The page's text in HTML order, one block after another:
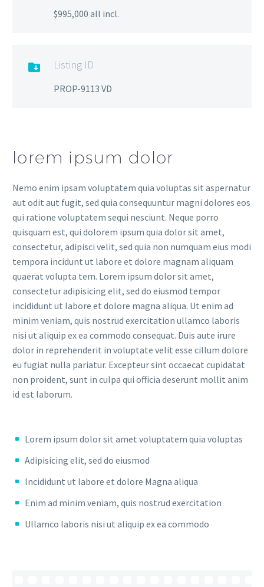
$995,000 all incl.
 Listing ID
PROP-9113 VD
lorem ipsum dolor
Nemo enim ipsam voluptatem quia voluptas sit aspernatur
aut odit aut fugit, sed quia consequuntur magni dolores eos
qui ratione voluptatem sequi nesciunt. Neque porro
quisquam est, qui dolorem ipsum quia dolor sit amet,
consectetur, adipisci velit, sed quia non numquam eius modi
tempora incidunt ut labore et dolore magnam aliquam
quaerat volupta tem. Lorem ipsum dolor sit amet,
consectetur adipisicing elit, sed do eiusmod tempor
incididunt ut labore et dolore magna aliqua. Ut enim ad
minim veniam, quis nostrud exercitation ullamco laboris
nisi ut aliquip ex ea commodo consequat. Duis aute irure
dolor in reprehenderit in voluptate velit esse cillum dolore
eu fugiat nulla pariatur. Excepteur sint occaecat cupidatat
non proident, sunt in culpa qui officia deserunt mollit anim
id est laborum.
Lorem ipsum dolor sit amet voluptatem quia voluptas
Adipisicing elit, sed do eiusmod
Incididunt ut labore et dolore Magna aliqua
Enim ad minim veniam, quis nostrud exercitation
Ullamco laboris nisi ut aliquip ex ea commodo